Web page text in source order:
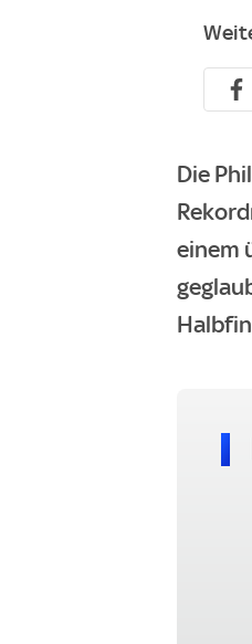
Die
einem